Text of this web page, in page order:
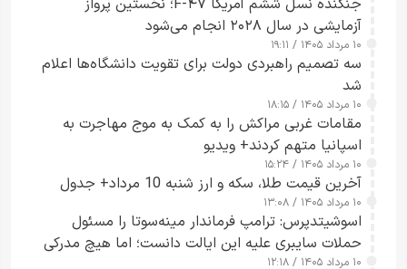
جنگنده نسل ششم آمریکا F-۴۷؛ نخستین پرواز
آزمایشی در سال ۲۰۲۸ انجام می‌شود
۱۰ مرداد ۱۴۰۵ / ۱۹:۱۱
سه تصمیم راهبردی دولت برای تقویت دانشگاه‌ها اعلام
شد
۱۰ مرداد ۱۴۰۵ / ۱۸:۱۵
مقامات غربی مراکش را به کمک به موج مهاجرت به
اسپانیا متهم کردند+ ویدیو
۱۰ مرداد ۱۴۰۵ / ۱۵:۲۴
آخرین قیمت طلا، سکه و ارز شنبه 10 مرداد+ جدول
۱۰ مرداد ۱۴۰۵ / ۱۳:۰۸
اسوشیتدپرس: ترامپ فرماندار مینه‌سوتا را مسئول
حملات سایبری علیه این ایالت دانست؛ اما هیچ مدرکی
۱۰ مرداد ۱۴۰۵ / ۱۲:۱۸